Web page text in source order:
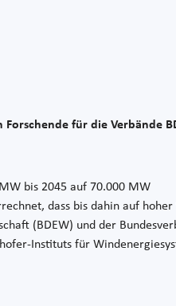
für die Verbände
bis 2045 auf 70.000 MW
dass bis dahin auf hoher
(BDEW) und der
Instituts für